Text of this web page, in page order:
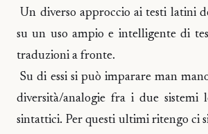
Un diverso approccio ai testi latini
su un uso ampio e intelligente di
traduzioni a fronte.
Su di essi si può imparare man
diversità/analogie fra i due sistemi
sintattici. Per questi ultimi ritengo ci